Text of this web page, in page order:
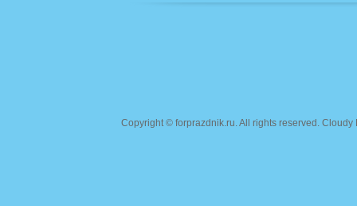
Copyright © forprazdnik.ru. All rights reserved.